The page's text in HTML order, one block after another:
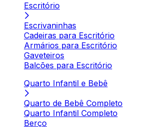
Escritório
Escrivaninhas
Cadeiras para Escritório
Armários para Escritório
Gaveteiros
Balcões para Escritório
Quarto Infantil e Bebê
Quarto de Bebê Completo
Quarto Infantil Completo
Berço